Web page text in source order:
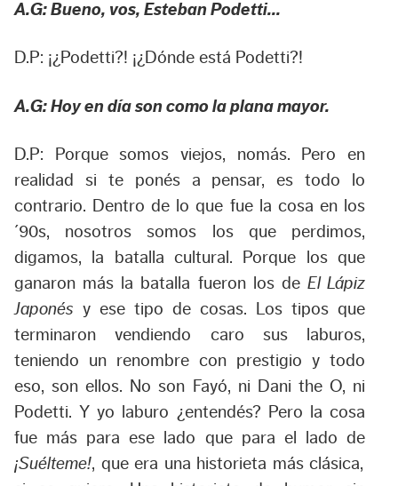
A.G: Bueno, vos, Esteban Podetti…
D.P: ¡¿Podetti?! ¡¿Dónde está Podetti?!
A.G: Hoy en día son como la plana mayor.
D.P: Porque somos viejos, nomás. Pero en
realidad si te ponés a pensar, es todo lo
contrario. Dentro de lo que fue la cosa en los
´90s, nosotros somos los que perdimos,
digamos, la batalla cultural. Porque los que
ganaron más la batalla fueron los de El Lápiz
Japonés y ese tipo de cosas. Los tipos que
terminaron vendiendo caro sus laburos,
teniendo un renombre con prestigio y todo
eso, son ellos. No son Fayó, ni Dani the O, ni
Podetti. Y yo laburo ¿entendés? Pero la cosa
fue más para ese lado que para el lado de
¡Suélteme!, que era una historieta más clásica,